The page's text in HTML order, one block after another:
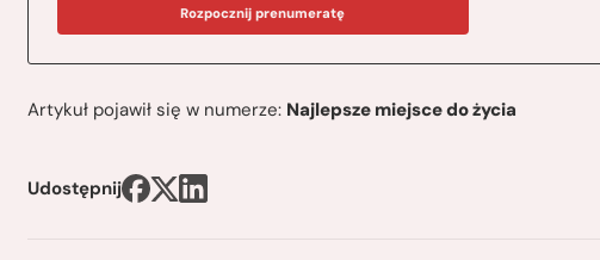
Rozpocznij prenumeratę
Artykuł pojawił się w numerze: Najlepsze miejsce do życia
Udostępnij